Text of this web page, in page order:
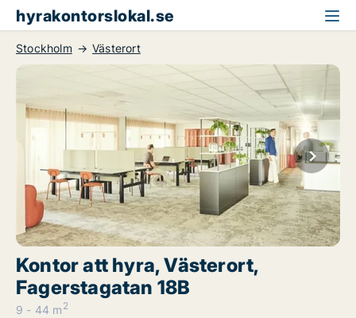
hyrakontorslokal.se
Stockholm Västerort
Kontor att hyra, Västerort,
Fagerstagatan 18B
9 - 44 m 2